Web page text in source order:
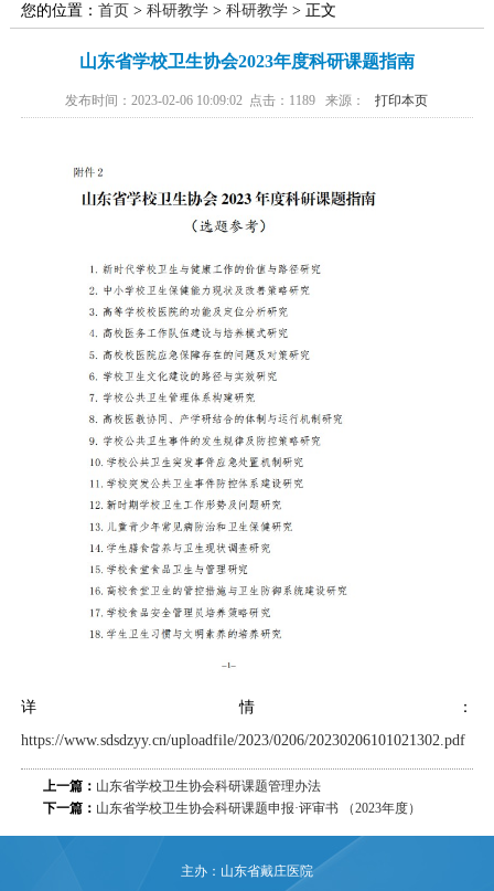
验室
您的位置： 首页 > 科研教学> 科研教学> 正文
山东省学校卫生协会2023年度科研课题指南
发布时间：2023-02-06 10:09:02 点击： 1189 来源：打印本页
详情：
https://www.sdsdzyy.cn/uploadfile/2023/0206/20230206101021302.pdf
上一篇： 山东省学校卫生协会科研课题管理办法
下一篇： 山东省学校卫生协会科研课题申报·评审书 （2023年度）
主办：山东省戴庄医院